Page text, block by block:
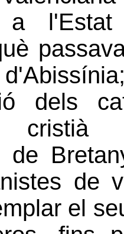
l'Estat
dels
de
de
el